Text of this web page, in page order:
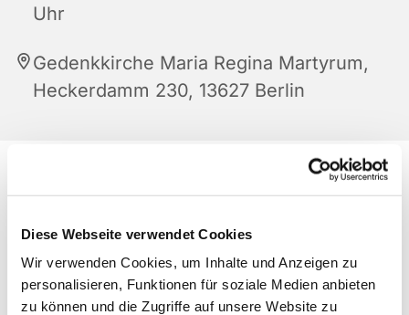
Diese Webseite verwendet Cookies
Wir verwenden Cookies, um Inhalte und Anzeigen zu
personalisieren, Funktionen für soziale Medien anbieten
zu können und die Zugriffe auf unsere Website zu
Uhr
Gedenkkirche Maria Regina Martyrum,
Heckerdamm 230, 13627 Berlin